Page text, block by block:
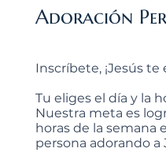
Adoración
Inscríbete, ¡Jesús te
Tu eliges el día y la
Nuestra meta es
horas de la semana
persona adorando a